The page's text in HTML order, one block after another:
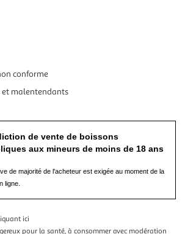
conforme
et malentendants
de vente de boissons
aux mineurs de moins de 18 ans
de majorité de l'acheteur est exigée au moment de la
ligne.
ici
pour la santé, à consommer avec modération